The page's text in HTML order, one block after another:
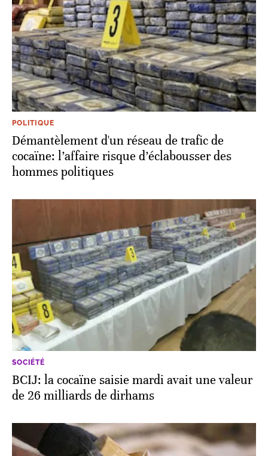
POLITIQUE
Démantèlement d'un réseau de trafic de
cocaïne: l’affaire risque d’éclabousser des
hommes politiques
SOCIÉTÉ
BCIJ: la cocaïne saisie mardi avait une valeur
de 26 milliards de dirhams